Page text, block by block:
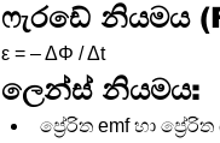
ෆැරඩේ නියමය
ε = – ΔΦ / Δt
ලෙන්ස් නියමය:
ප්‍රේරිත emf හා ප්‍රේරිත